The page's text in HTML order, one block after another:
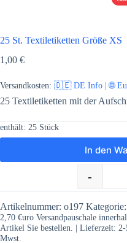
25 St. Textiletiketten Größe XS
1,00 €
Versandkosten: 🇩🇪 DE Info | 🌐
25 Textiletiketten mit der
enthält: 25 Stück
-
In den
Artikelnummer: o197 Kategorie:
2,70 €uro Versandpauschale
Artikel Sie bestellen. | Lieferzeit:
Mwst.